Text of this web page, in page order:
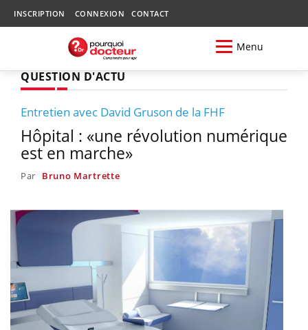
INSCRIPTION CONNEXION CONTACT
Menu
QUESTION D'ACTU
Entretien avec David Gruson de la FHF
Hôpital : «une révolution numérique
est en marche»
Par Bruno Martrette